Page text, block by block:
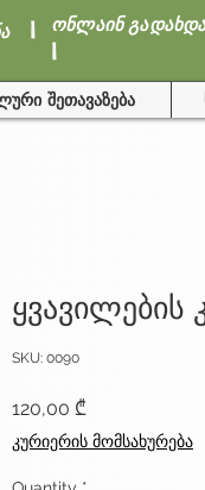
I ონლაინ
I
შეთავაზება
ყვავილების
SKU: 0090
120,00 ₾
კურიერის მომსახურება